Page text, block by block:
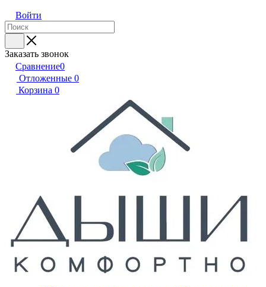
Войти
Заказать звонок
Сравнение0
Отложенные 0
Корзина 0